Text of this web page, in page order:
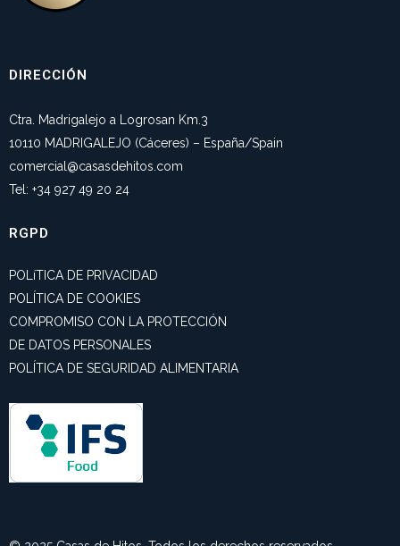
DIRECCIÓN
Ctra. Madrigalejo a Logrosan Km.3
10110 MADRIGALEJO (Cáceres) – España/Spain
comercial@casasdehitos.com
Tel: +34 927 49 20 24
RGPD
POLíTICA DE PRIVACIDAD
POLÍTICA DE COOKIES
COMPROMISO CON LA PROTECCIÓN
DE DATOS PERSONALES
POLÍTICA DE SEGURIDAD ALIMENTARIA